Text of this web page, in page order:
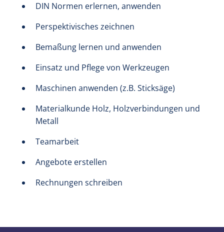
DIN Normen erlernen, anwenden
Perspektivisches zeichnen
Bemaßung lernen und anwenden
Einsatz und Pflege von Werkzeugen
Maschinen anwenden (z.B. Sticksäge)
Materialkunde Holz, Holzverbindungen und
Metall
Teamarbeit
Angebote erstellen
Rechnungen schreiben